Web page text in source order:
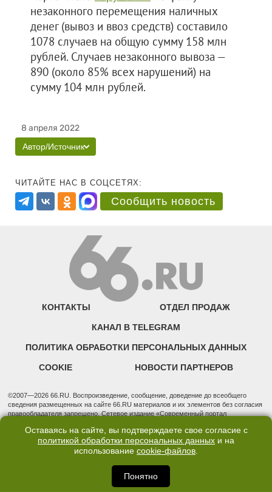
незаконного перемещения наличных
денег (вывоз и ввоз средств) составило
1078 случаев на общую сумму 158 млн
рублей. Случаев незаконного вывоза —
890 (около 85% всех нарушений) на
сумму 104 млн рублей.
8 апреля 2022
Автор/Источник
ЧИТАЙТЕ НАС В СОЦСЕТЯХ:
Сообщить новость
КОНТАКТЫ ОТДЕЛ ПРОДАЖ
КАНАЛ В TELEGRAM
ПОЛИТИКА ОБРАБОТКИ ПЕРСОНАЛЬНЫХ ДАННЫХ
COOKIE НОВОСТИ ПАРТНЕРОВ
©2007—2026 66.RU. Воспроизведение, сообщение, доведение до всеобщего
сведения размещенных на сайте 66.RU материалов и их элементов без согласия
правообладателя запрещено. Сетевое издание «Современный портал
надзору в сфере связи, информационных технологий и массовых коммуникаций
(Роскомнадзор). Регистрационный номер ЭЛ № ФС 77 - 76634 от 02.09.2019
Учредитель: Общество с ограниченной ответственностью "66.ру". Юридический
3, оф. 7015 Фактический адрес редакции и отдела продаж: 620014, Свердловская
обл., г. Екатеринбург, ул. Бориса Ельцина, д. 3, оф. 7015, +7 (343) 288-50-66
info@news.66.ru Главный редактор: Шлыков Дмитрий Владимирович
Оставаясь на сайте, вы подтверждаете свое согласие с
политикой обработки персональных данных и на
использование cookie-файлов.
Понятно